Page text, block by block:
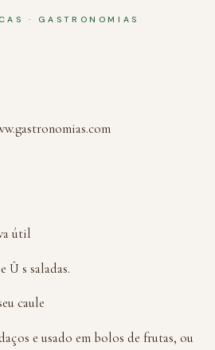
· GASTRONOMIAS
útil
Û s saladas.
caule
e usado em bolos de frutas, ou